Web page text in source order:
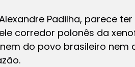
Padilha, parece
corredor polonês da
do povo brasileiro nem